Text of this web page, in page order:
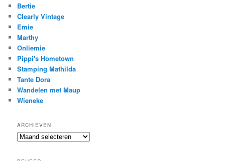
Bertie
Clearly Vintage
Emie
Marthy
Onliemie
Pippi's Hometown
Stamping Mathilda
Tante Dora
Wandelen met Maup
Wieneke
ARCHIEVEN
Archieven